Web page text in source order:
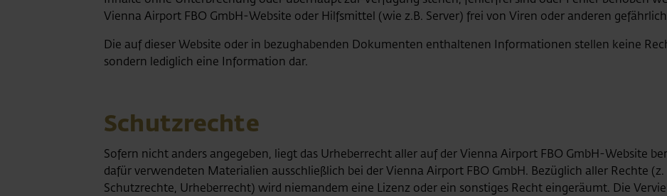
Vienna Airport FBO GmbH-Website oder Hilfsmittel (wie z.B. Server) frei von Viren oder anderen
Die auf dieser Website oder in bezughabenden Dokumenten enthaltenen Informationen stellen keine
sondern lediglich eine Information dar.
Schutzrechte
Sofern nicht anders angegeben, liegt das Urheberrecht aller auf der Vienna Airport FBO GmbH-Website
dafür verwendeten Materialien ausschließlich bei der Vienna Airport FBO GmbH. Bezüglich aller Rechte
Schutzrechte, Urheberrecht) wird niemandem eine Lizenz oder ein sonstiges Recht eingeräumt. Die